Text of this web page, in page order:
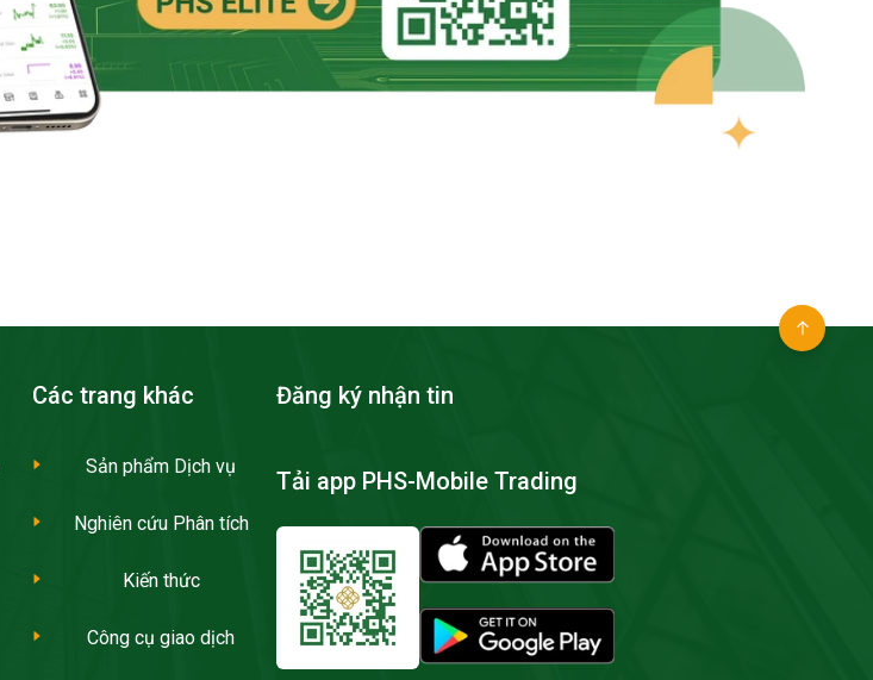
Các trang khác
Sản phẩm Dịch vụ
Nghiên cứu Phân tích
Kiến thức
Công cụ giao dịch
Đăng ký nhận tin
Tải app PHS-Mobile Trading